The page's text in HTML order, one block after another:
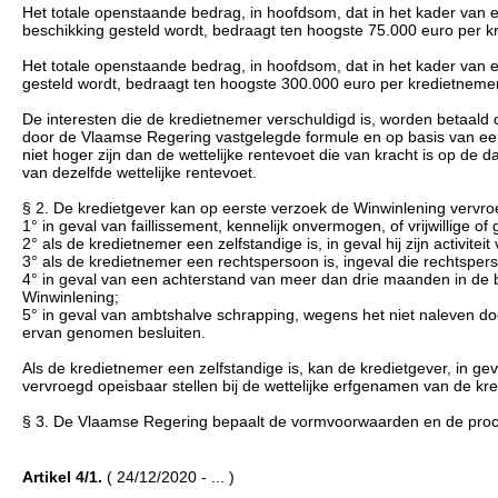
Het totale openstaande bedrag, in hoofdsom, dat in het kader
beschikking gesteld wordt, bedraagt ten hoogste 75.000 euro per
Het totale openstaande bedrag, in hoofdsom, dat in het kader
gesteld wordt, bedraagt ten hoogste 300.000 euro per
De interesten die de kredietnemer verschuldigd is, worden
door de Vlaamse Regering vastgelegde formule en op basis van
niet hoger zijn dan de wettelijke rentevoet die van kracht is op de
van dezelfde wettelijke rentevoet.
§ 2. De kredietgever kan op eerste verzoek de Winwinlening
1° in geval van faillissement, kennelijk onvermogen, of vrijwillige
2° als de kredietnemer een zelfstandige is, in geval hij zijn
3° als de kredietnemer een rechtspersoon is, ingeval die
4° in geval van een achterstand van meer dan drie maanden in
Winwinlening;
5° in geval van ambtshalve schrapping, wegens het niet naleven
ervan genomen besluiten.
Als de kredietnemer een zelfstandige is, kan de kredietgever, in
vervroegd opeisbaar stellen bij de wettelijke erfgenamen van de
§ 3. De Vlaamse Regering bepaalt de vormvoorwaarden en de
Artikel 4/1. ( 24/12/2020 - ... )